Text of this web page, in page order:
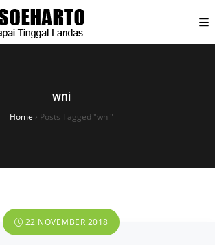
wni
Home › Posts Tagged "wni"
22 NOVEMBER 2018